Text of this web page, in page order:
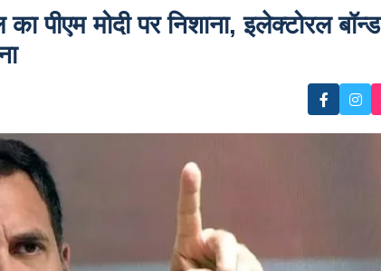
मोदी पर निशाना, इलेक्टोरल बॉन्ड